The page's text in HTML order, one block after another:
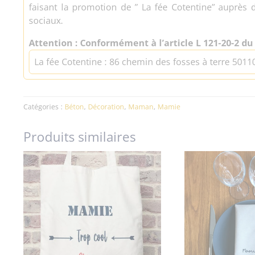
faisant la promotion de ” La fée Cotentine”
sociaux.
Attention : Conformément à l’article L 121-20-2
La fée Cotentine : 86 chemin des fosses à terre
Catégories : Béton, Décoration, Maman, Mamie
Produits similaires